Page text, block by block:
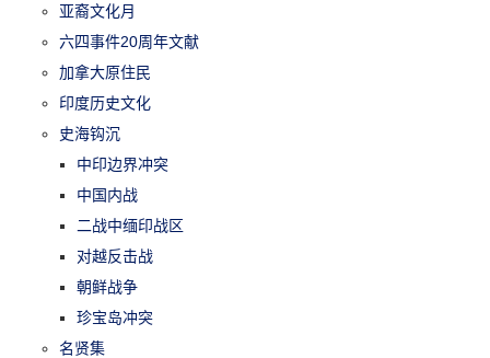
亚裔文化月
六四事件20周年文献
加拿大原住民
印度历史文化
史海钩沉
中印边界冲突
中国内战
二战中缅印战区
对越反击战
朝鲜战争
珍宝岛冲突
名贤集